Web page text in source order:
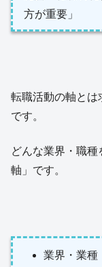
方が重要」
転職活動の軸とは
です。
どんな業界・職
軸」です。
業界・業種